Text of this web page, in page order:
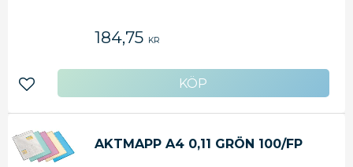
184,75 KR
Lägg till i favoriter
AKTMAPP A4 0,11 GRÖN 100/FP